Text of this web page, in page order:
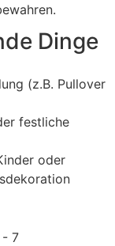
Dinge
(z.B. Pullover
festliche
oder